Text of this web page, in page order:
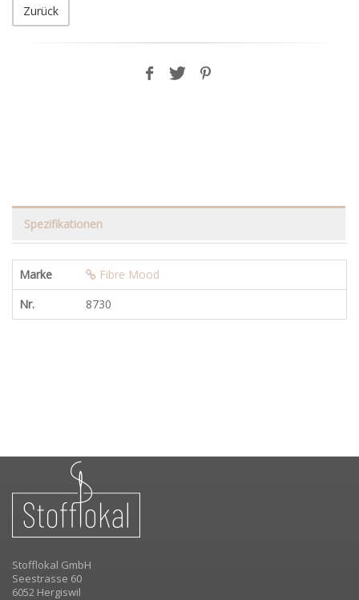
Zurück
Spezifikationen
Marke
Fibre Mood
Nr.
8730
Stofflokal GmbH
Seestrasse 60
6052 Hergiswil